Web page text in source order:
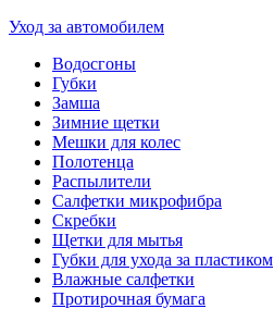
Уход за автомобилем
Водосгоны
Губки
Замша
Зимние щетки
Мешки для колес
Полотенца
Распылители
Салфетки микрофибра
Скребки
Щетки для мытья
Губки для ухода за пластиком
Влажные салфетки
Протирочная бумага